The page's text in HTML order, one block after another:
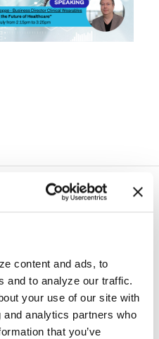
content and ads, to
and to analyze our traffic.
your use of our site with
analytics partners who
that you’ve
Zukunft
von